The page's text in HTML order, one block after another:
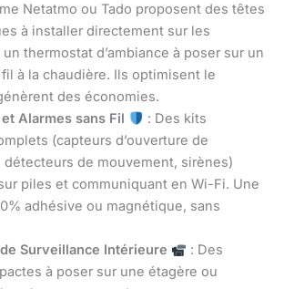
Netatmo ou Tado proposent des têtes
à installer directement sur les
thermostat d’ambiance à poser sur un
à la chaudière. Ils optimisent le
des économies.
Alarmes sans Fil
: Des kits
(capteurs d’ouverture de
de mouvement, sirènes)
piles et communiquant en Wi-Fi. Une
adhésive ou magnétique, sans
Surveillance Intérieure
: Des
à poser sur une étagère ou